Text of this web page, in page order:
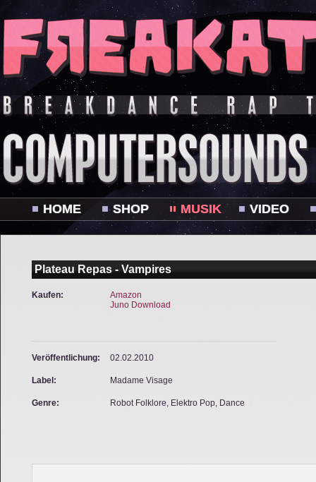
HOME SHOP MUSIK VIDEO
Plateau Repas - Vampires
Kaufen:
Amazon
Juno Download
Veröffentlichung: 02.02.2010
Label: Madame Visage
Genre: Robot Folklore, Elektro Pop, Dance